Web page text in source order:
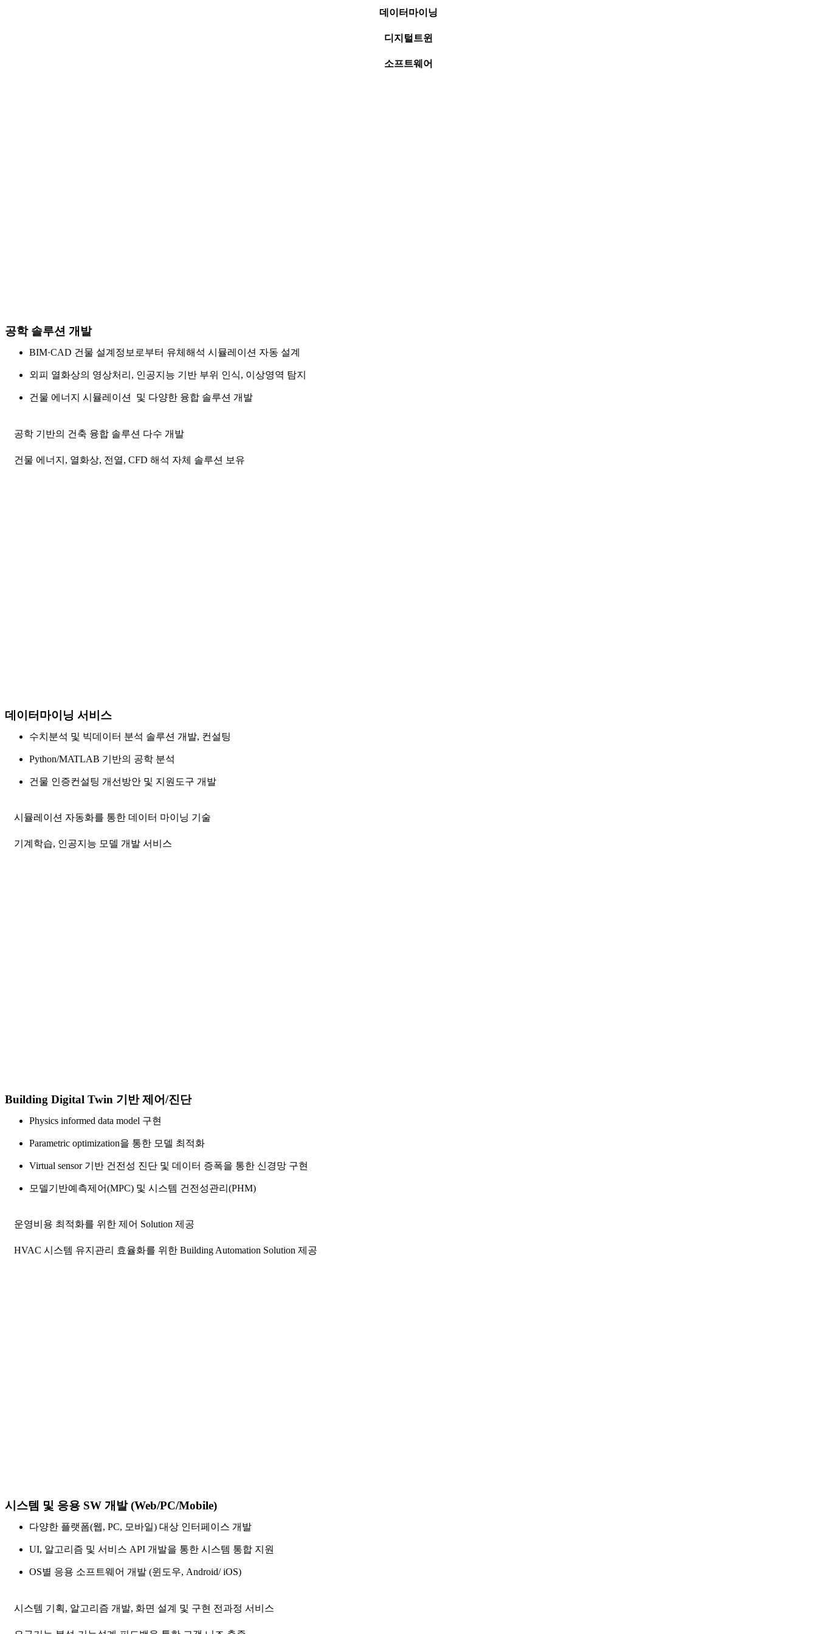
데이터마이닝
디지털트윈
소프트웨어
공학 솔루션 개발
BIM·CAD 건물 설계정보로부터 유체해석 시뮬레이션 자동 설계
외피 열화상의 영상처리, 인공지능 기반 부위 인식, 이상영역 탐지
건물 에너지 시뮬레이션 및 다양한 융합 솔루션 개발
공학 기반의 건축 융합 솔루션 다수 개발
건물 에너지, 열화상, 전열, CFD 해석 자체 솔루션 보유
데이터마이닝 서비스
수치분석 및 빅데이터 분석 솔루션 개발, 컨설팅
Python/MATLAB 기반의 공학 분석
건물 인증컨설팅 개선방안 및 지원도구 개발
시뮬레이션 자동화를 통한 데이터 마이닝 기술
기계학습, 인공지능 모델 개발 서비스
Building Digital Twin 기반 제어/진단
Physics informed data model 구현
Parametric optimization을 통한 모델 최적화
Virtual sensor 기반 건전성 진단 및 데이터 증폭을 통한 신경망 구현
모델기반예측제어(MPC) 및 시스템 건전성관리(PHM)
운영비용 최적화를 위한 제어 Solution 제공
HVAC 시스템 유지관리 효율화를 위한 Building Automation Solution 제공
시스템 및 응용 SW 개발 (Web/PC/Mobile)
다양한 플랫폼(웹, PC, 모바일) 대상 인터페이스 개발
UI, 알고리즘 및 서비스 API 개발을 통한 시스템 통합 지원
OS별 응용 소프트웨어 개발 (윈도우, Android/ iOS)
시스템 기획, 알고리즘 개발, 화면 설계 및 구현 전과정 서비스